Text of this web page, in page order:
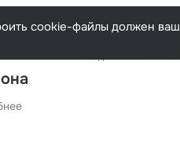
cookie-файлы должен ваш